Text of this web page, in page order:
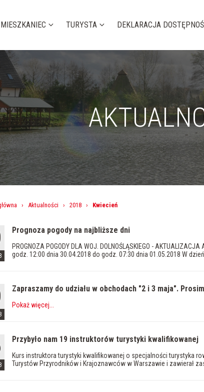
MIESZKANIEC TURYSTA DEKLARACJA
› Aktualności › 2018 › Kwiecień
Prognoza pogody na najbliższe dni
PROGNOZA POGODY DLA WOJ. DOLNOŚLĄSKIEGO -
godz. 12:00 dnia 30.04.2018 do godz. 07:30 dnia 01.05.2018 W
Zapraszamy do udziału w obchodach "2 i 3 maja".
Pokaż więcej
Przybyło nam 19 instruktorów turystyki kwalifikowanej
Kurs instruktora turystyki kwalifikowanej o specjalności turystyka
Turystów Przyrodników i Krajoznawców w Warszawie i zawierał